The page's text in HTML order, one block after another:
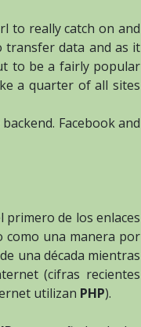
to really catch on and
transfer data and as it
to be a fairly popular
a quarter of all sites
Facebook and
primero de los enlaces
como una manera por
una década mientras
(cifras recientes
utilizan PHP).